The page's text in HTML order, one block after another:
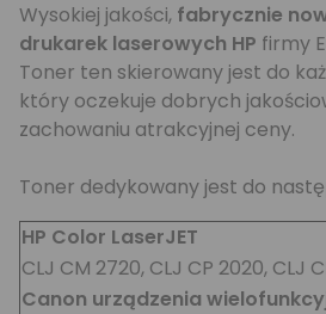
Wysokiej jakości, fabrycznie
drukarek laserowych HP firmy
Toner ten skierowany jest do
który oczekuje dobrych
zachowaniu atrakcyjnej ceny.
Toner dedykowany jest do
HP Color LaserJET
CLJ CM 2720, CLJ CP 2020, CLJ
Canon urządzenia